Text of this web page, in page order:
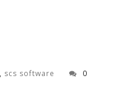
, scs software
0